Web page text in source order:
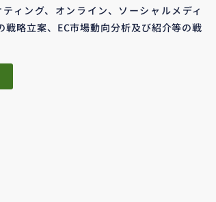
ィング、オンライン、ソーシャルメディ
戦略立案、EC市場動向分析及び紹介等の戦